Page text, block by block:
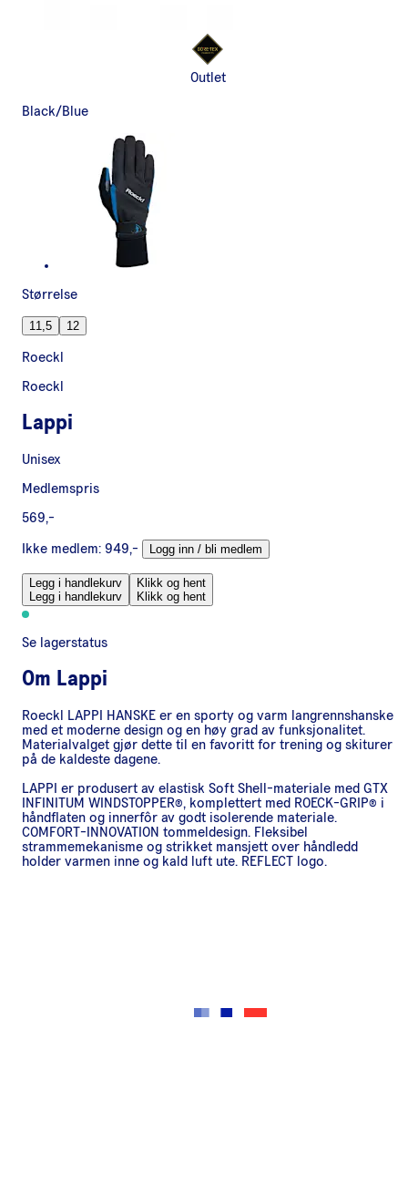
Outlet
Black/Blue
Størrelse
11,5 12
Roeckl
Roeckl
Lappi
Unisex
Medlemspris
569,-
Ikke medlem: 949,- Logg inn / bli medlem
Legg i handlekurv
Legg i handlekurv
Klikk og hent
Klikk og hent
Se lagerstatus
Om Lappi
Roeckl LAPPI HANSKE er en sporty og varm langrennshanske
med et moderne design og en høy grad av funksjonalitet.
Materialvalget gjør dette til en favoritt for trening og skiturer
på de kaldeste dagene.
LAPPI er produsert av elastisk Soft Shell-materiale med GTX
INFINITUM WINDSTOPPER®, komplettert med ROECK-GRIP® i
håndflaten og innerfôr av godt isolerende materiale.
COMFORT-INNOVATION tommeldesign. Fleksibel
strammemekanisme og strikket mansjett over håndledd
holder varmen inne og kald luft ute. REFLECT logo.